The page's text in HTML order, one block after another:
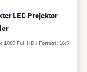
LED Projektor
1080 Full HD Format 16:9